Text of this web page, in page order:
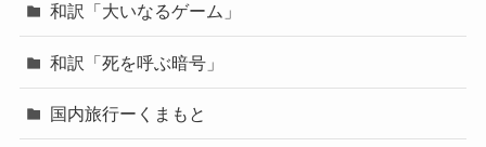
和訳「大いなるゲーム」
和訳「死を呼ぶ暗号」
国内旅行ーくまもと